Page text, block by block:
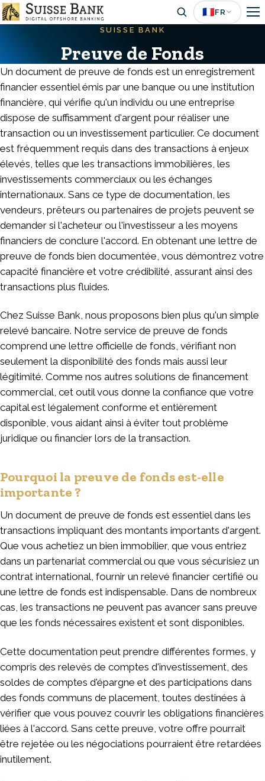
Aller
au
🇫🇷FR
SUISSE BANK
Preuve de Fonds
Un document de preuve de fonds est un enregistrement
financier essentiel émis par une banque ou une institution
financière, qui vérifie qu'un individu ou une entreprise
dispose de suffisamment d'argent pour réaliser une
transaction ou un investissement particulier. Ce document
est fréquemment requis dans des transactions à enjeux
élevés, telles que les transactions immobilières, les
investissements commerciaux ou les échanges
internationaux. Sans ce type de documentation, les
vendeurs, prêteurs ou partenaires de projets peuvent se
demander si l'acheteur ou l'investisseur a les moyens
financiers de conclure l'accord. En obtenant une lettre de
preuve de fonds bien documentée, vous démontrez votre
capacité financière et votre crédibilité, assurant ainsi des
transactions plus fluides.
Chez Suisse Bank, nous proposons bien plus qu'un simple
relevé bancaire. Notre service de preuve de fonds
comprend une lettre officielle de fonds, vérifiant non
seulement la disponibilité des fonds mais aussi leur
légitimité. Comme nos autres solutions de financement
commercial, cet outil vous donne la confiance que votre
capital est légalement conforme et entièrement
disponible, vous aidant ainsi à éviter tout problème
juridique ou financier lors de la transaction.
Pourquoi la preuve de fonds est-elle
importante ?
Un document de preuve de fonds est essentiel dans les
transactions impliquant des montants importants d'argent.
Que vous achetiez un bien immobilier, que vous entriez
dans un partenariat commercial ou que vous sécurisiez un
contrat international, fournir un relevé financier certifié ou
une lettre de fonds est indispensable. Dans de nombreux
cas, les transactions ne peuvent pas avancer sans preuve
que les fonds nécessaires existent et sont disponibles.
Cette documentation peut prendre différentes formes, y
compris des relevés de comptes d'investissement, des
soldes de comptes d'épargne et des participations dans
des fonds communs de placement, toutes destinées à
vérifier que vous pouvez couvrir les obligations financières
liées à l'accord. Sans cette preuve, votre offre pourrait
être rejetée ou les négociations pourraient être retardées
inutilement.